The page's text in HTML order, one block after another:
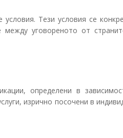
Тези условия се
между уговореното от
определени в
изрично посочени в